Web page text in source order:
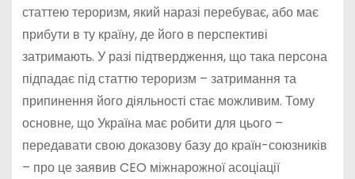
статтею тероризм, який наразі перебуває, або має
прибути в ту країну, де його в перспективі
затримають. У разі підтвердження, що така персона
підпадає під статтю тероризм – затримання та
припинення його діяльності стає можливим. Тому
основне, що Україна має робити для цього –
передавати свою доказову базу до країн-союзників
– про це заявив CEO міжнарожної асоціації